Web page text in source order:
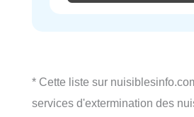
* Cette liste sur
services d'extermination des